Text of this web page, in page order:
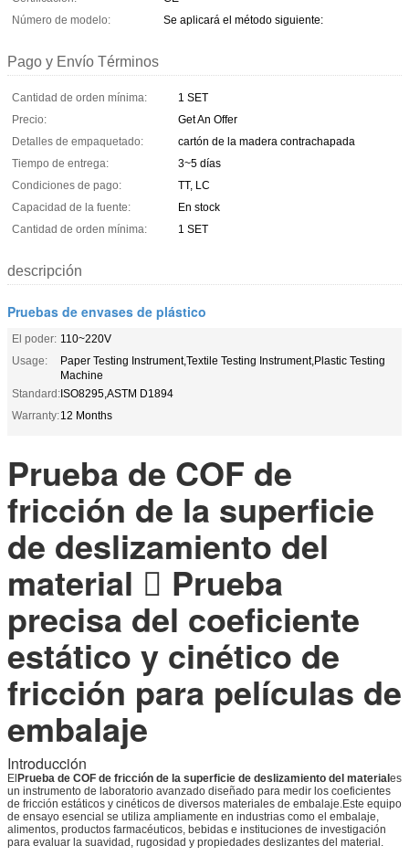
Número de modelo:
Se aplicará el método siguiente:
Pago y Envío Términos
Cantidad de orden mínima:
1 SET
Precio:
Get An Offer
Detalles de empaquetado:
cartón de la madera contrachapada
Tiempo de entrega:
3~5 días
Condiciones de pago:
TT, LC
Capacidad de la fuente:
En stock
Cantidad de orden mínima:
1 SET
descripción
Pruebas de envases de plástico
El poder: 110~220V
Usage:
Paper Testing Instrument,Textile Testing Instrument,Plastic Testing
Machine
Standard:ISO8295,ASTM D1894
Warranty:12 Months
Prueba de COF de
fricción de la superficie
de deslizamiento del
material  Prueba
precisa del coeficiente
estático y cinético de
fricción para películas de
embalaje
Introducción
ElPrueba de COF de fricción de la superficie de deslizamiento del materiales
un instrumento de laboratorio avanzado diseñado para medir los coeficientes
de fricción estáticos y cinéticos de diversos materiales de embalaje.Este equipo
de ensayo esencial se utiliza ampliamente en industrias como el embalaje,
alimentos, productos farmacéuticos, bebidas e instituciones de investigación
para evaluar la suavidad, rugosidad y propiedades deslizantes del material.